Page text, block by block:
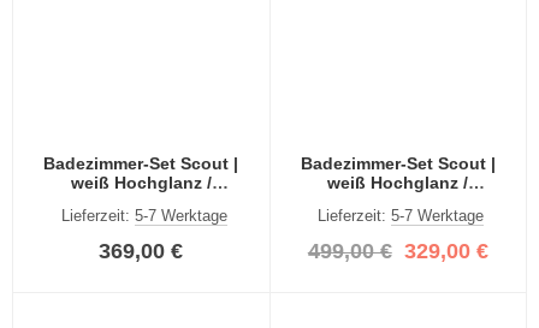
Badezimmer-Set Scout |
weiß Hochglanz /
Lieferzeit: 5-7 Werktage
369,00 €
Badezimmer-Set Scout |
weiß Hochglanz /
Lieferzeit:5-7 Werktage
499,00 € 329,00 €